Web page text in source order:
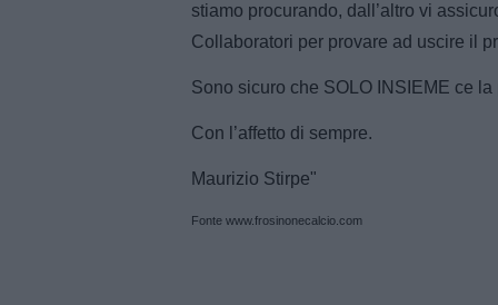
stiamo procurando, dall’altro vi
Collaboratori per provare ad uscire il
Sono sicuro che SOLO INSIEME ce la
Con l’affetto di sempre.
Maurizio Stirpe"
Fonte www.frosinonecalcio.com